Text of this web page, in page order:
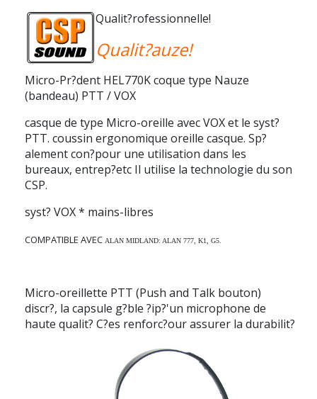
Qualit?rofessionnelle!
Qualit?auze!
Micro-Pr?dent HEL770K coque type Nauze
(bandeau) PTT / VOX
casque de type Micro-oreille avec VOX et le syst?
PTT. coussin ergonomique oreille casque. Sp?
alement con?pour une utilisation dans les
bureaux, entrep?etc Il utilise la technologie du son
CSP.
syst? VOX * mains-libres
COMPATIBLE AVEC ALAN MIDLAND: ALAN 777, K1, G5.
Micro-oreillette PTT (Push and Talk bouton)
discr?, la capsule g?ble ?ip?'un microphone de
haute qualit? C?es renforc?our assurer la durabilit?